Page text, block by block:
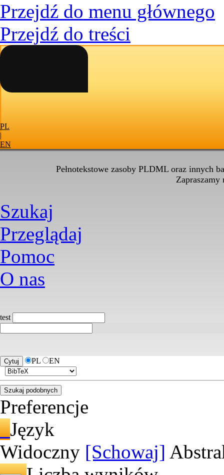
Przejdź do menu głównego
Przejdź do treści
PL
|
EN
Pełnotekstowe zasoby PLDML oraz innych
Zapraszamy
Szukaj
Przeglądaj
Pomoc
O nas
test
PL EN
Preferencje
Język
Widoczny [Schowaj]